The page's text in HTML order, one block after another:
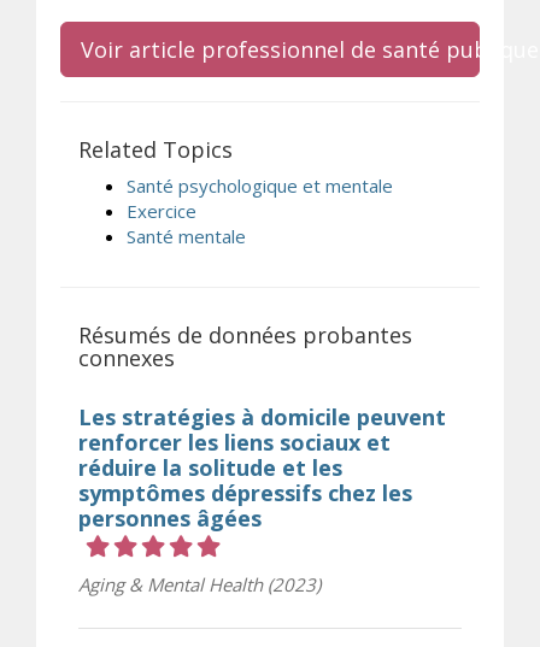
Voir article professionnel de santé publique
Related Topics
Santé psychologique et mentale
Exercice
Santé mentale
Résumés de données probantes
connexes
Les stratégies à domicile peuvent
renforcer les liens sociaux et
réduire la solitude et les
symptômes dépressifs chez les
personnes âgées
Aging & Mental Health (2023)